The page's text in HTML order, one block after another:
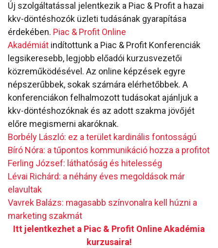
Új szolgáltatással jelentkezik a Piac & Profit a hazai
kkv-döntéshozók üzleti tudásának gyarapítása
érdekében. Piac & Profit Online
Akadémiát indítottunk a Piac & Profit Konferenciák
legsikeresebb, legjobb előadói kurzusvezetői
közreműködésével. Az online képzések egyre
népszerűbbek, sokak számára elérhetőbbek. A
konferenciákon felhalmozott tudásokat ajánljuk a
kkv-döntéshozóknak és az adott szakma jövőjét
előre megismerni akaróknak.
Borbély László: ez a terület kardinális fontosságú
Bíró Nóra: a tűpontos kommunikáció hozza a profitot
Ferling József: láthatóság és hitelesség
Lévai Richárd: a néhány éves megoldások már
elavultak
Vavrek Balázs: magasabb színvonalra kell húzni a
marketing szakmát
Itt jelentkezhet a Piac & Profit Online Akadémia
kurzusaira!